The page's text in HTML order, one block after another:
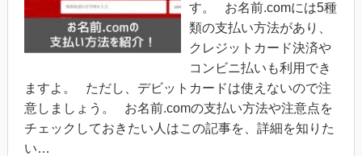
す。 お名前.comには5種
類の支払い方法があり、
クレジットカード決済や
コンビニ払いも利用でき
ますよ。 ただし、デビットカードは使えないので注
意しましょう。 お名前.comの支払い方法や注意点を
チェックしておきたい人はこの記事を、詳細を知りた
い…